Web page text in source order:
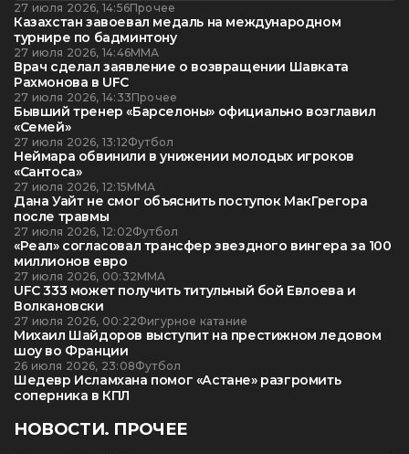
27 июля 2026, 14:56Прочее
Казахстан завоевал медаль на международном
турнире по бадминтону
27 июля 2026, 14:46ММА
Врач сделал заявление о возвращении Шавката
Рахмонова в UFC
27 июля 2026, 14:33Прочее
Бывший тренер «Барселоны» официально возглавил
«Семей»
27 июля 2026, 13:12Футбол
Неймара обвинили в унижении молодых игроков
«Сантоса»
27 июля 2026, 12:15ММА
Дана Уайт не смог объяснить поступок МакГрегора
после травмы
27 июля 2026, 12:02Футбол
«Реал» согласовал трансфер звездного вингера за 100
миллионов евро
27 июля 2026, 00:32ММА
UFC 333 может получить титульный бой Евлоева и
Волкановски
27 июля 2026, 00:22Фигурное катание
Михаил Шайдоров выступит на престижном ледовом
шоу во Франции
26 июля 2026, 23:08Футбол
Шедевр Исламхана помог «Астане» разгромить
соперника в КПЛ
НОВОСТИ. ПРОЧЕЕ